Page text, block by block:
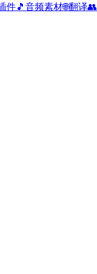
件🎵 音频素材🌐翻译👥